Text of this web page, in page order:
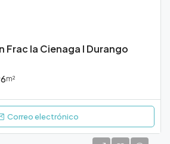
Frac la Cienaga I Durango
m²
Correo electrónico